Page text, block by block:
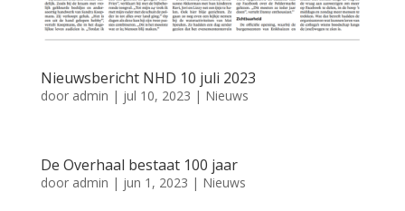
Nieuwsbericht NHD 10 juli 2023
door admin | jul 10, 2023 | Nieuws
De Overhaal bestaat 100 jaar
door admin | jun 1, 2023 | Nieuws